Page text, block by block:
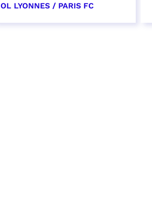
OL LYONNES / PARIS FC